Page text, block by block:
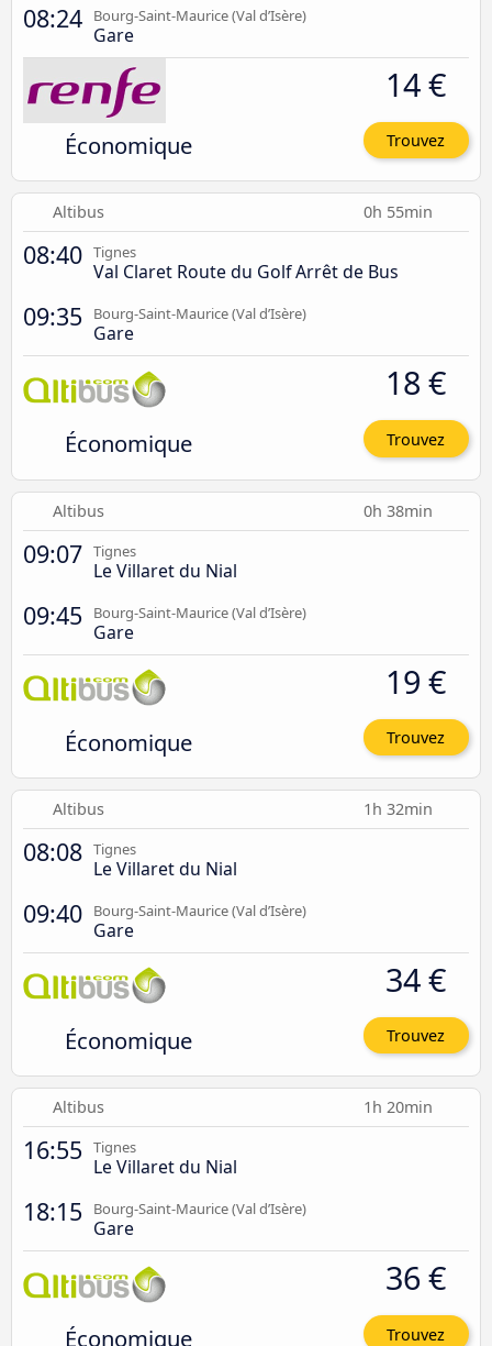
08:24 Bourg-Saint-Maurice (Val d’Isère)
Gare
Économique
14 €
Trouvez
Altibus 0h 55min
08:40 Tignes
Val Claret Route du Golf Arrêt de Bus
09:35 Bourg-Saint-Maurice (Val d’Isère)
Gare
Économique
18 €
Trouvez
Altibus 0h 38min
09:07 Tignes
Le Villaret du Nial
09:45 Bourg-Saint-Maurice (Val d’Isère)
Gare
Économique
19 €
Trouvez
Altibus 1h 32min
08:08 Tignes
Le Villaret du Nial
09:40 Bourg-Saint-Maurice (Val d’Isère)
Gare
Économique
34 €
Trouvez
Altibus 1h 20min
16:55 Tignes
Le Villaret du Nial
18:15 Bourg-Saint-Maurice (Val d’Isère)
Gare
Économique
36 €
Trouvez